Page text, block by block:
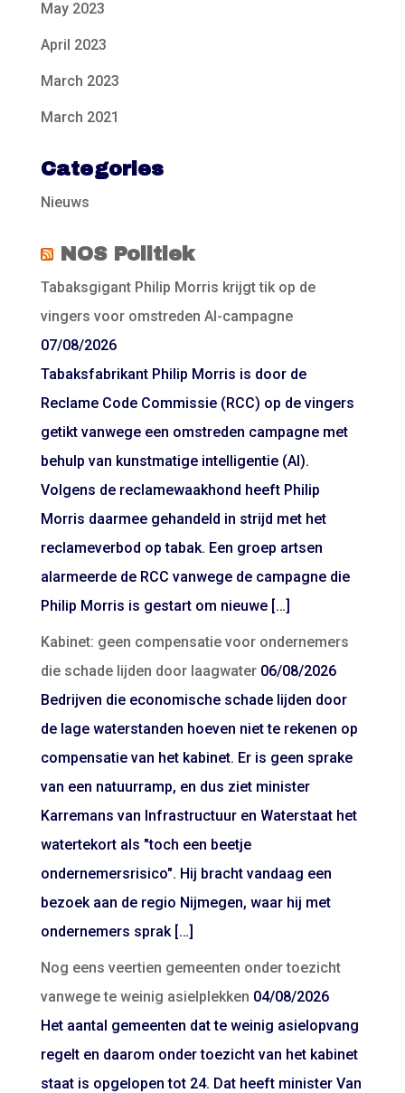
May 2023
April 2023
March 2023
March 2021
Categories
Nieuws
NOS Politiek
Tabaksgigant Philip Morris krijgt tik op de
vingers voor omstreden AI-campagne
07/08/2026
Tabaksfabrikant Philip Morris is door de
Reclame Code Commissie (RCC) op de vingers
getikt vanwege een omstreden campagne met
behulp van kunstmatige intelligentie (AI).
Volgens de reclamewaakhond heeft Philip
Morris daarmee gehandeld in strijd met het
reclameverbod op tabak. Een groep artsen
alarmeerde de RCC vanwege de campagne die
Philip Morris is gestart om nieuwe […]
Kabinet: geen compensatie voor ondernemers
die schade lijden door laagwater 06/08/2026
Bedrijven die economische schade lijden door
de lage waterstanden hoeven niet te rekenen op
compensatie van het kabinet. Er is geen sprake
van een natuurramp, en dus ziet minister
Karremans van Infrastructuur en Waterstaat het
watertekort als "toch een beetje
ondernemersrisico". Hij bracht vandaag een
bezoek aan de regio Nijmegen, waar hij met
ondernemers sprak […]
Nog eens veertien gemeenten onder toezicht
vanwege te weinig asielplekken 04/08/2026
Het aantal gemeenten dat te weinig asielopvang
regelt en daarom onder toezicht van het kabinet
staat is opgelopen tot 24. Dat heeft minister Van